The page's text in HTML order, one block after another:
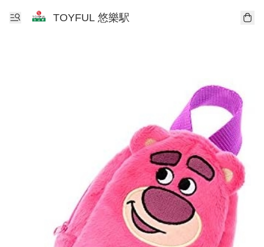
TOYFUL 悠樂駅